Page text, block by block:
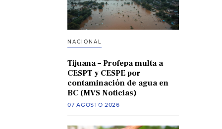
NACIONAL
Tijuana – Profepa multa a
CESPT y CESPE por
contaminación de agua en
BC (MVS Noticias)
07 AGOSTO 2026